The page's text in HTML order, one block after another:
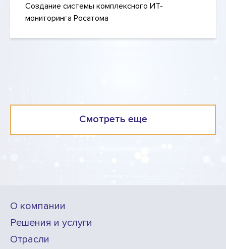
Создание системы комплексного ИТ-
мониторинга Росатома
Смотреть еще
О компании
Решения и услуги
Отрасли